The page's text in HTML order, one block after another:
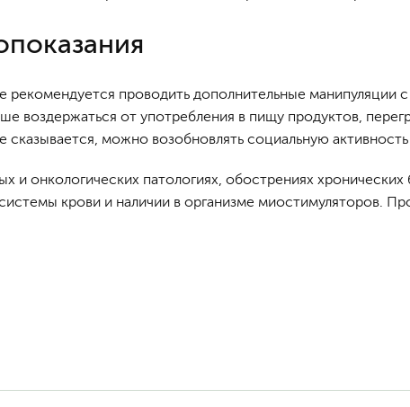
проводить дополнительные манипуляции
воздержаться от употребления в пищу продуктов,
можно возобновлять социальную
и онкологических патологиях, обострениях хронических
крови и наличии в организме миостимуляторов.